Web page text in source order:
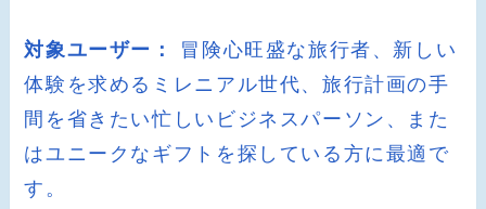
対象ユーザー：
冒険心旺盛な旅行者、新しい
体験を求めるミレニアル世代、旅行計画の手
間を省きたい忙しいビジネスパーソン、また
はユニークなギフトを探している方に最適で
す。